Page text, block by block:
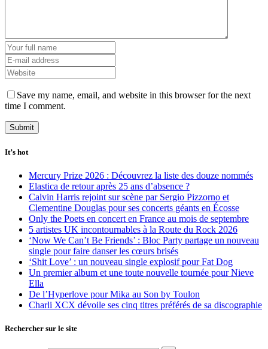
Save my name, email, and website in this browser for the next
time I comment.
It’s hot
Mercury Prize 2026 : Découvrez la liste des douze nommés
Elastica de retour après 25 ans d’absence ?
Calvin Harris rejoint sur scène par Sergio Pizzorno et
Clementine Douglas pour ses concerts géants en Écosse
Only the Poets en concert en France au mois de septembre
5 artistes UK incontournables à la Route du Rock 2026
‘Now We Can’t Be Friends’ : Bloc Party partage un nouveau
single pour faire danser les cœurs brisés
‘Shit Love’ : un nouveau single explosif pour Fat Dog
Un premier album et une toute nouvelle tournée pour Nieve
Ella
De l’Hyperlove pour Mika au Son by Toulon
Charli XCX dévoile ses cinq titres préférés de sa discographie
Rechercher sur le site